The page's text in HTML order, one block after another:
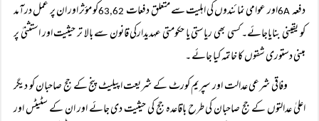
دفعہ6A اور عوامی نمائندوں کی اہلیت سے متعلق دفعات
کو مؤثر اور ان پر عمل درآمد
کو یقینی بنایاجائے۔ کسی بھی ریاستی یا حکومتی عہدیدارکی قانون سے بالا تر حیثیت اور استثنیٰ پر
مبنی دستوری شقوں کا خاتمہ کیا جائے ۔
وفاقی شرعی عدالت اور سپریم کورٹ کے شریعت اپیلیٹ پنج کے جج صاحبان کو دیگر
اعلیٰ عدالتوں کے جج صاحبان کی طرح باقاعدہ جج کی حیثیت دی جائے اور ان کے سٹیٹس اور